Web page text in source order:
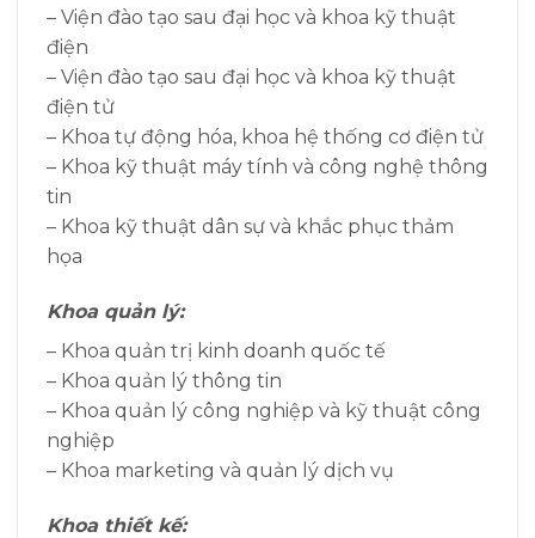
– Viện đào tạo sau đại học và khoa kỹ thuật
điện
– Viện đào tạo sau đại học và khoa kỹ thuật
điện tử
– Khoa tự động hóa, khoa hệ thống cơ điện tử
– Khoa kỹ thuật máy tính và công nghệ thông
tin
– Khoa kỹ thuật dân sự và khắc phục thảm
họa
Khoa quản lý:
– Khoa quản trị kinh doanh quốc tế
– Khoa quản lý thông tin
– Khoa quản lý công nghiệp và kỹ thuật công
nghiệp
– Khoa marketing và quản lý dịch vụ
Khoa thiết kế: